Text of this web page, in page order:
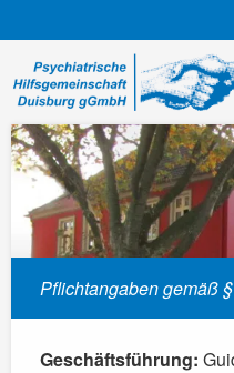
Hauptinhalt
Pflichtangaben gemäß
Geschäftsführung: